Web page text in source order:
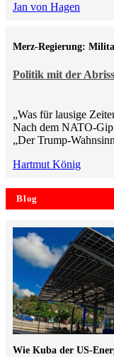
Jan von Hagen
Politik mit der
Merz-Regierung:
„Was für lausige
Nach dem NATO-
„Der Trump-
Hartmut König
Blog
Wie Kuba der US-